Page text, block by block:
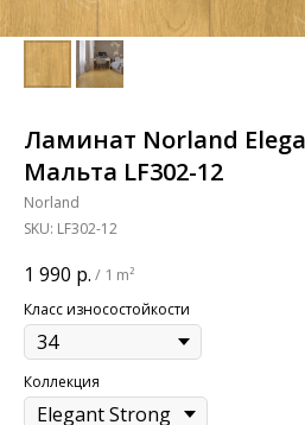
Ламинат Norland
Мальта LF302-12
Norland
SKU: LF302-12
1 990 р. / 1 m²
Класс износостойкости
Коллекция